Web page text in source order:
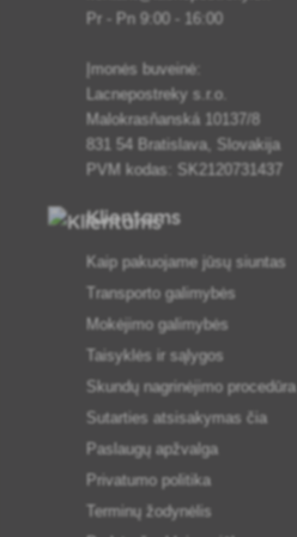
Pr - Pn 9:00 - 16:00
Įmonės buveinė:
Lacnepostreky s.r.o.
Malokrasňanská 10137/8
831 54 Bratislava, Slovakija
PVM kodas: SK2120731437
Klientams
Kaip pakuojame jūsų siuntas
Transporto galimybės
Mokėjimo galimybės
Taisyklės ir sąlygos
Skundų nagrinėjimo procedūra
Sutarties atsisakymas čia
Paslaugų apžvalga
Privatumo politika
Terminų žodynėlis